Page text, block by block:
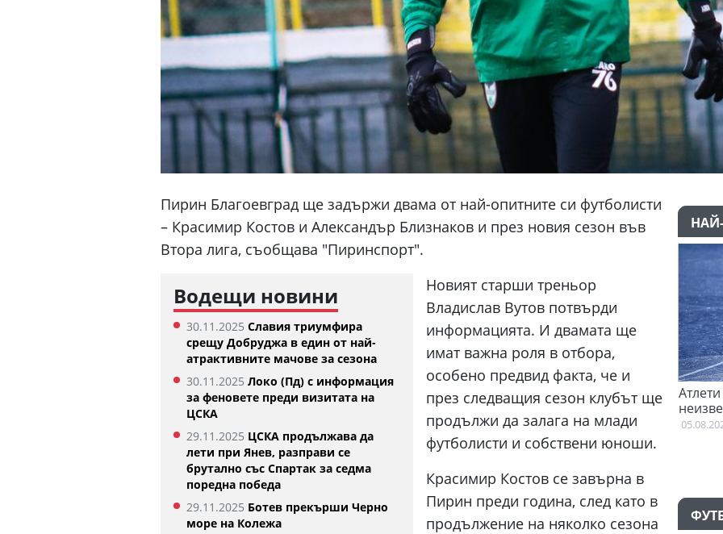
Пирин Благоевград ще задържи двама от най-опитните си футболисти
– Красимир Костов и Александър Близнаков и през новия сезон във
Втора лига, съобщава "Пиринспорт".
Водещи новини
30.11.2025 Славия триумфира
срещу Добруджа в един от най-
атрактивните мачове за сезона
30.11.2025 Локо (Пд) с информация
за феновете преди визитата на
ЦСКА
29.11.2025 ЦСКА продължава да
лети при Янев, разправи се
брутално със Спартак за седма
поредна победа
29.11.2025 Ботев прекърши Черно
море на Колежа
Новият старши треньор
Владислав Вутов потвърди
информацията. И двамата ще
имат важна роля в отбора,
особено предвид факта, че и
през следващия сезон клубът ще
продължи да залага на млади
футболисти и собствени юноши.
Красимир Костов се завърна в
Пирин преди година, след като в
продължение на няколко сезона
Шиникова започна с
Тотнъм започна преговори с Гакпо
05.08.2026
Атлети от Пакистан и Уганда са в
неизвестност след Игрите на
Британската общност
05.08.2026